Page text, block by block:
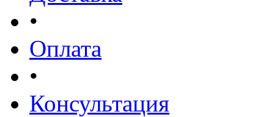
•
Оплата
•
Консультация